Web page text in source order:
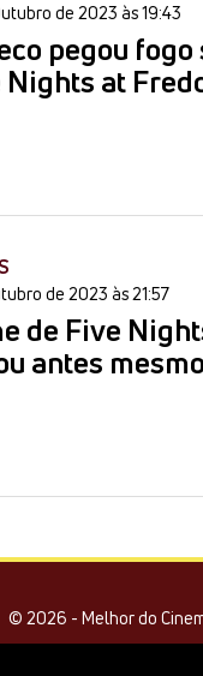
de 2023 às 19:43
pegou
Nights at
de 2023 às 21:57
de Five
antes
© 2026 - Melhor do